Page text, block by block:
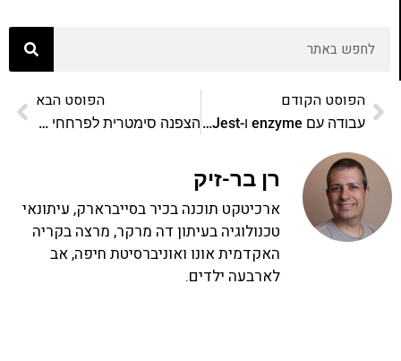
הפוסט הקודם
עבודה עם enzyme ו-Jest לבדיקות קומפוננטות בריאקט
הפוסט הבא
הצפנה סימטרית לפרחחי ווב
רן בר-זיק
ארכיטקט תוכנה בכיר בסייברארק, עיתונאי
טכנולוגיה בעיתון דה מרקר, מרצה בקריה
האקדמית אונו ואוניברסיטת חיפה, אב
לארבעה ילדים.